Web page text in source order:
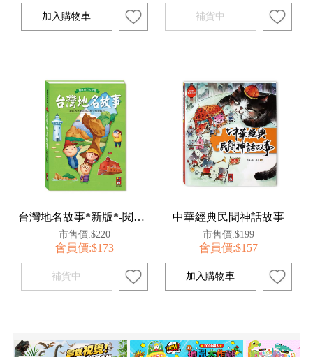
台灣地名故事*新版*-閱讀我們的台灣
市售價:$220
會員價:$173
中華經典民間神話故事
市售價:$199
會員價:$157